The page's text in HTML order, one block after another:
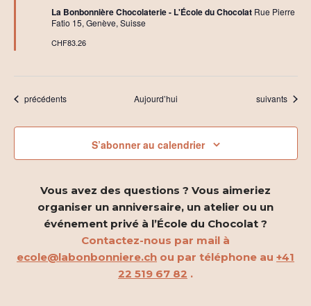
La Bonbonnière Chocolaterie - L'École du Chocolat Rue Pierre
Fatio 15, Genève, Suisse
CHF83.26
Évènements
précédents Aujourd’hui Évènements
suivants
S’abonner au calendrier
Vous avez des questions ? Vous aimeriez
organiser un anniversaire, un atelier ou un
événement privé à l’École du Chocolat ?
Contactez-nous par mail à
ecole@labonbonniere.ch ou par téléphone au +41
22 519 67 82 .